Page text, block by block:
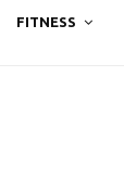
FITNESS